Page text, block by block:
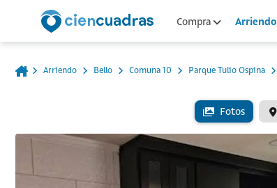
Compra Arriendo
Arriendo Bello Comuna 10 Parque Tulio Ospina
Fotos